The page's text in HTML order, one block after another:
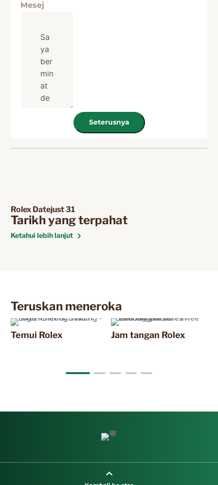
Mesej
Seterusnya
Rolex Datejust 31
Tarikh yang terpahat
Ketahui lebih lanjut
Teruskan meneroka
Temui Rolex Jam tangan Rolex
